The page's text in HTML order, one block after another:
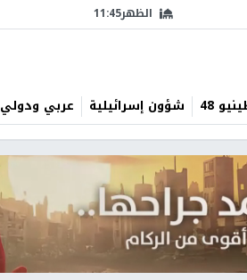
الظهر11:45
48 شؤون إسرائيلية عربي ودولي